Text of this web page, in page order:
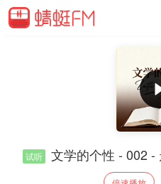
试听 文学的个性 - 002 -